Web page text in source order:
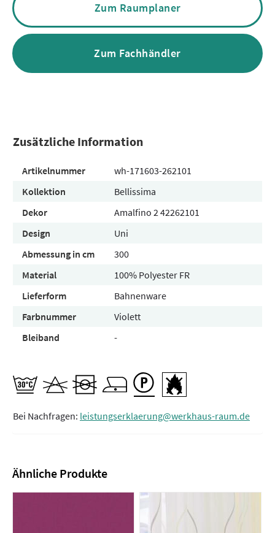
Zum Raumplaner
Zum Fachhändler
Zusätzliche Information
Artikelnummer
wh-171603-262101
Kollektion
Bellissima
Dekor
Amalfino 2 42262101
Design
Uni
Abmessung in cm
300
Material
100% Polyester FR
Lieferform
Bahnenware
Farbnummer
Violett
Bleiband
-
Bei Nachfragen: leistungserklaerung@werkhaus-raum.de
Ähnliche Produkte